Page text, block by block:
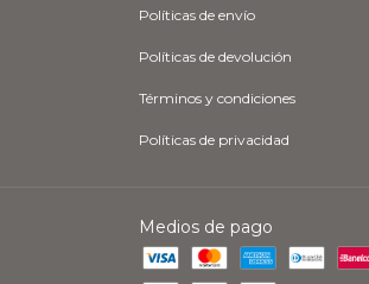
Políticas de envío
Políticas de devolución
Términos y condiciones
Políticas de privacidad
Medios de pago